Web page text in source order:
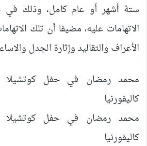
ستة أشهر أو عام كامل، وذلك
الاتهامات عليه، مضيفا أن تلك
الأعراف والتقاليد وإثارة الجدل
محمد رمضان في حفل كوتشيلا
كاليفورنيا
محمد رمضان في حفل كوتشيلا
كاليفورنيا